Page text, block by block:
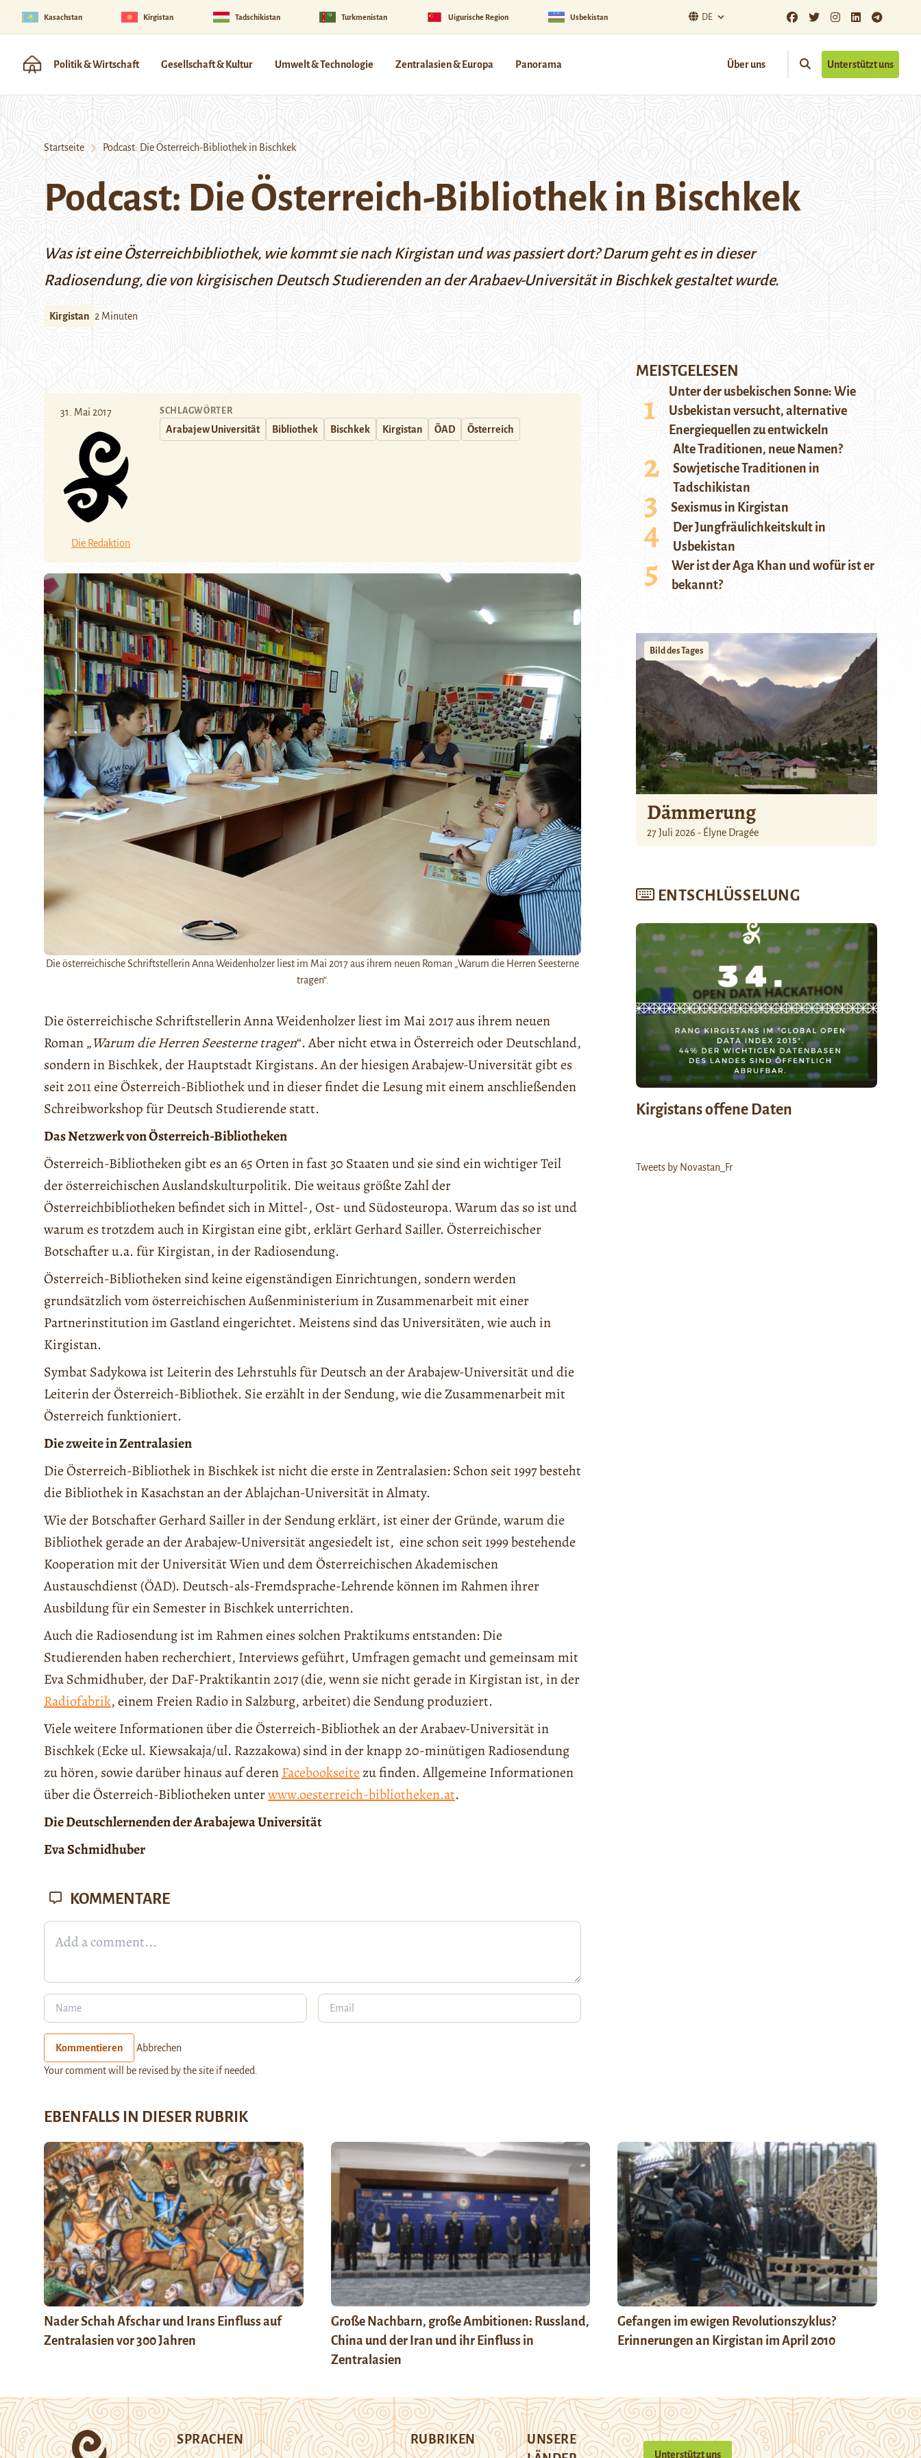
Kasachstan Kirgistan Tadschikistan Turkmenistan Uigurische Region Usbekistan DE
Politik & Wirtschaft Gesellschaft & Kultur Umwelt & Technologie Zentralasien & Europa Panorama Über uns Unterstützt uns
Startseite Podcast: Die Österreich-Bibliothek in Bischkek
Podcast: Die Österreich-Bibliothek in Bischkek
Was ist eine Österreichbibliothek, wie kommt sie nach Kirgistan und was passiert dort? Darum geht es in dieser
Radiosendung, die von kirgisischen Deutsch Studierenden an der Arabaev-Universität in Bischkek gestaltet wurde.
Kirgistan 2 Minuten
31. Mai 2017
Die Redaktion
SCHLAGWÖRTER
Arabajew Universität Bibliothek Bischkek Kirgistan ÖAD Österreich
Die österreichische Schriftstellerin Anna Weidenholzer liest im Mai 2017 aus ihrem neuen Roman „Warum die Herren Seesterne
tragen“.
Die österreichische Schriftstellerin Anna Weidenholzer liest im Mai 2017 aus ihrem neuen
Roman „Warum die Herren Seesterne tragen“. Aber nicht etwa in Österreich oder Deutschland,
sondern in Bischkek, der Hauptstadt Kirgistans. An der hiesigen Arabajew-Universität gibt es
seit 2011 eine Österreich-Bibliothek und in dieser findet die Lesung mit einem anschließenden
Schreibworkshop für Deutsch Studierende statt.
Das Netzwerk von Österreich-Bibliotheken
Österreich-Bibliotheken gibt es an 65 Orten in fast 30 Staaten und sie sind ein wichtiger Teil
der österreichischen Auslandskulturpolitik. Die weitaus größte Zahl der
Österreichbibliotheken befindet sich in Mittel-, Ost- und Südosteuropa. Warum das so ist und
warum es trotzdem auch in Kirgistan eine gibt, erklärt Gerhard Sailler. Österreichischer
Botschafter u.a. für Kirgistan, in der Radiosendung.
Österreich-Bibliotheken sind keine eigenständigen Einrichtungen, sondern werden
grundsätzlich vom österreichischen Außenministerium in Zusammenarbeit mit einer
Partnerinstitution im Gastland eingerichtet. Meistens sind das Universitäten, wie auch in
Kirgistan.
Symbat Sadykowa ist Leiterin des Lehrstuhls für Deutsch an der Arabajew-Universität und die
Leiterin der Österreich-Bibliothek. Sie erzählt in der Sendung, wie die Zusammenarbeit mit
Österreich funktioniert.
Die zweite in Zentralasien
Die Österreich-Bibliothek in Bischkek ist nicht die erste in Zentralasien: Schon seit 1997 besteht
die Bibliothek in Kasachstan an der Ablajchan-Universität in Almaty.
Wie der Botschafter Gerhard Sailler in der Sendung erklärt, ist einer der Gründe, warum die
Bibliothek gerade an der Arabajew-Universität angesiedelt ist, eine schon seit 1999 bestehende
Kooperation mit der Universität Wien und dem Österreichischen Akademischen
Austauschdienst (ÖAD). Deutsch-als-Fremdsprache-Lehrende können im Rahmen ihrer
Ausbildung für ein Semester in Bischkek unterrichten.
Auch die Radiosendung ist im Rahmen eines solchen Praktikums entstanden: Die
Studierenden haben recherchiert, Interviews geführt, Umfragen gemacht und gemeinsam mit
Eva Schmidhuber, der DaF-Praktikantin 2017 (die, wenn sie nicht gerade in Kirgistan ist, in der
Radiofabrik, einem Freien Radio in Salzburg, arbeitet) die Sendung produziert.
Viele weitere Informationen über die Österreich-Bibliothek an der Arabaev-Universität in
Bischkek (Ecke ul. Kiewsakaja/ul. Razzakowa) sind in der knapp 20-minütigen Radiosendung
zu hören, sowie darüber hinaus auf derenFacebookseitezu finden. Allgemeine Informationen
über die Österreich-Bibliotheken unterwww.oesterreich-bibliotheken.at.
Die Deutschlernenden der Arabajewa Universität
Eva Schmidhuber
MEISTGELESEN
Unter der usbekischen Sonne: Wie
Usbekistan versucht, alternative
Energiequellen zu entwickeln
Alte Traditionen, neue Namen?
Sowjetische Traditionen in
Tadschikistan
Sexismus in Kirgistan
Der Jungfräulichkeitskult in
Usbekistan
Wer ist der Aga Khan und wofür ist er
bekannt?
Bild des Tages
Dämmerung
27 Juli 2026 - Élyne Dragée
ENTSCHLÜSSELUNG
Kirgistans offene Daten
Tweets by Novastan_Fr
KOMMENTARE
Kommentieren Abbrechen
Your comment will be revised by the site if needed.
EBENFALLS IN DIESER RUBRIK
Nader Schah Afschar und Irans Einfluss auf
Zentralasien vor 300 Jahren
Große Nachbarn, große Ambitionen: Russland,
China und der Iran und ihr Einfluss in
Zentralasien
Gefangen im ewigen Revolutionszyklus?
Erinnerungen an Kirgistan im April 2010
SPRACHEN RUBRIKEN
UNSERE
Unterstützt uns